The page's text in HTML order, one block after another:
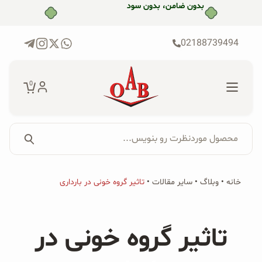
02188739494
0
برای:
جستجو...
پکیج‌ها
محصولات ارگانیک
محصول موردنظرت رو بنویس...
خانه • وبلاگ • سایر مقالات • تاثیر گروه خونی در بارداری
تاثیر گروه خونی در